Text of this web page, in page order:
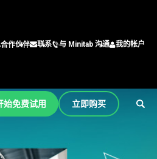
合作伙伴
联系 与 Minitab 沟通 我的帐户
始免费试用 立即购买